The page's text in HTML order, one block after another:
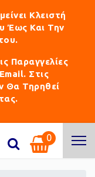
Κλειστή
Έως Και Την
Παραγγελίες
Στις
Θα Τηρηθεί
0